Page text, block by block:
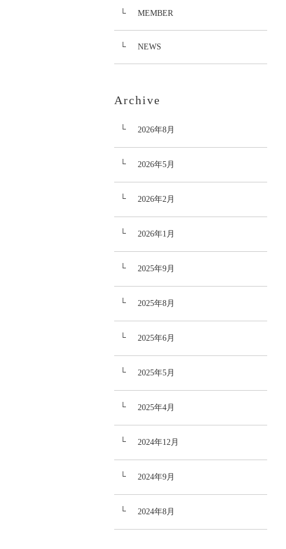
MEMBER
NEWS
Archive
2026年8月
2026年5月
2026年2月
2026年1月
2025年9月
2025年8月
2025年6月
2025年5月
2025年4月
2024年12月
2024年9月
2024年8月